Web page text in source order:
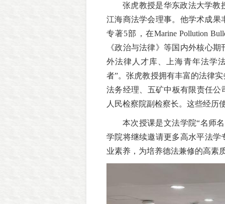
张虎教授是华东政法大学教
江海商法学会理事。他学术成果
专著5部，在Marine Pollution
《政治与法律》等国内外核心
外法律人才库、上海青年法学
者”。张虎教授拥有丰富的法律
法务经理、五矿中板有限责任公
人民检察院副检察长。这些经历
本次授课是文法学院“名师
学院将继续邀请更多高水平法
业素养，为培养德法兼修的高素